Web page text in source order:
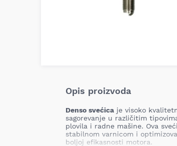
Opis proizvoda
Denso svećica je visoko
sagorevanje u različitim
plovila i radne mašine. Ova
stabilnom varnicom i
boljoj efikasnosti motora.